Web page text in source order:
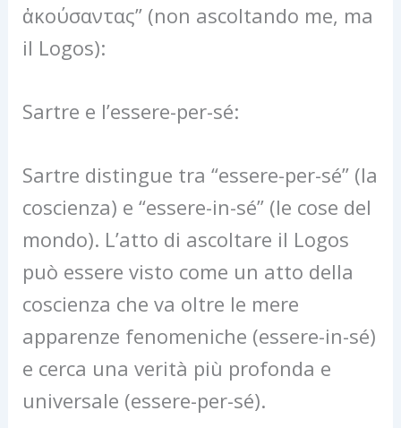
ἀκούσαντας” (non ascoltando me, ma
il Logos):
Sartre e l’essere-per-sé:
Sartre distingue tra “essere-per-sé” (la
coscienza) e “essere-in-sé” (le cose del
mondo). L’atto di ascoltare il Logos
può essere visto come un atto della
coscienza che va oltre le mere
apparenze fenomeniche (essere-in-sé)
e cerca una verità più profonda e
universale (essere-per-sé).